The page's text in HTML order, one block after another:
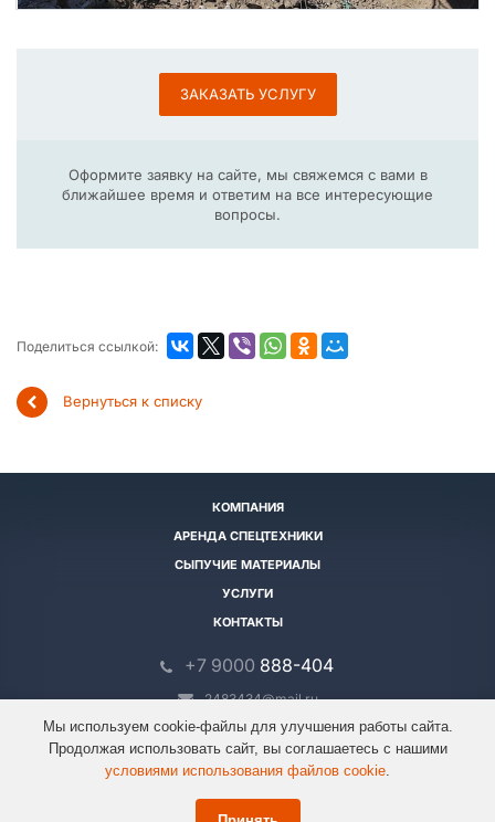
Мы используем cookie-файлы для улучшения работы сайта.
Продолжая использовать сайт, вы соглашаетесь с нашими
условиями использования файлов cookie.
ЗАКАЗАТЬ УСЛУГУ
Оформите заявку на сайте, мы свяжемся с вами в
ближайшее время и ответим на все интересующие
вопросы.
Поделиться ссылкой:
Вернуться к списку
© 2026 Все права защищены.
КОМПАНИЯ
АРЕНДА СПЕЦТЕХНИКИ
СЫПУЧИЕ МАТЕРИАЛЫ
УСЛУГИ
КОНТАКТЫ
+7 9000 888-404
2483434@mail.ru